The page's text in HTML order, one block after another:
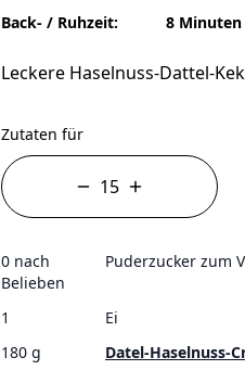
Back- / Ruhzeit:
8 Minuten
Leckere Haselnuss-Dattel-
Zutaten für
0 nach
Belieben
Puderzucker zum
1
Ei
180 g
Datel-Haselnuss-